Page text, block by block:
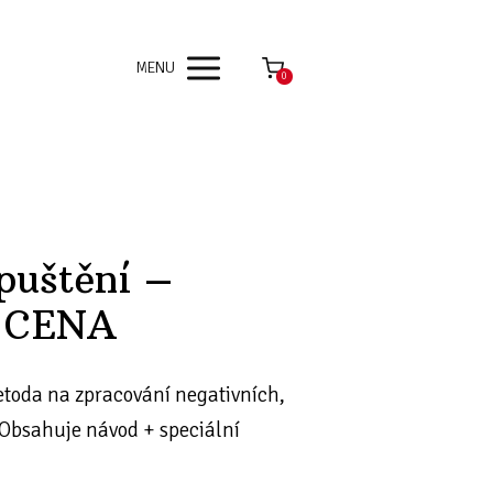
MENU 0
–
na zpracování negativních,
návod + speciální